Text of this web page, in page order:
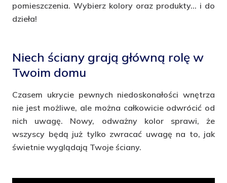
pomieszczenia. Wybierz kolory oraz produkty... i do
dzieła!
Niech ściany grają główną rolę w
Twoim domu
Czasem ukrycie pewnych niedoskonałości wnętrza
nie jest możliwe, ale można całkowicie odwrócić od
nich uwagę. Nowy, odważny kolor sprawi, że
wszyscy będą już tylko zwracać uwagę na to, jak
świetnie wyglądają Twoje ściany.